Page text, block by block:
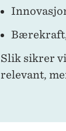
Bærekraft,
Slik sikrer
relevant,